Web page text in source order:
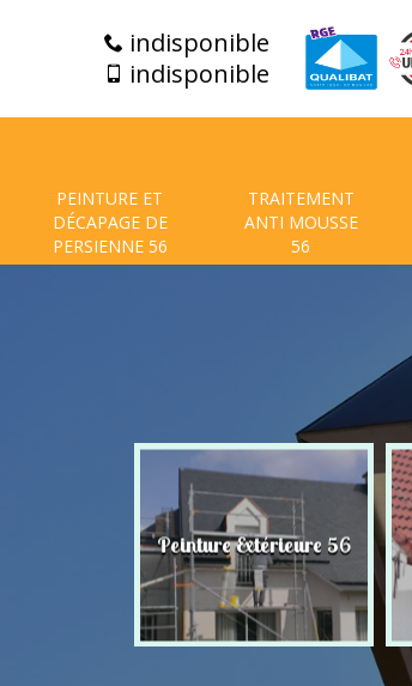
indisponible
indisponible
PEINTURE ET
DÉCAPAGE DE
PERSIENNE 56
TRAITEMENT
ANTI MOUSSE
56
Peinture Extérieure 56